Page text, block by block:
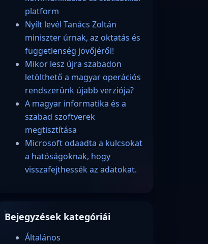
platform
Nyílt levél Tanács Zoltán
miniszter úrnak, az oktatás és
függetlenség jövőjéről!
Mikor lesz újra szabadon
letölthető a magyar operációs
rendszerünk újabb verziója?
A magyar informatika és a
szabad szoftverek
megtisztítása
Microsoft odaadta a kulcsokat
a hatóságoknak, hogy
visszafejthessék az adatokat.
Bejegyzések kategóriái
Általános